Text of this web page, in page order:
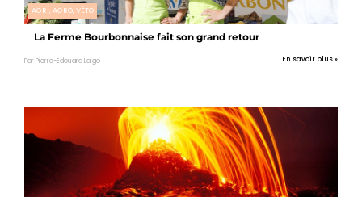
AGRI, AGRO, VÉTO
La Ferme Bourbonnaise fait son grand retour
Par Pierre-Edouard Laigo En savoir plus »